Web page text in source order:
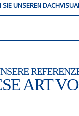
SIE UNSEREN
ART